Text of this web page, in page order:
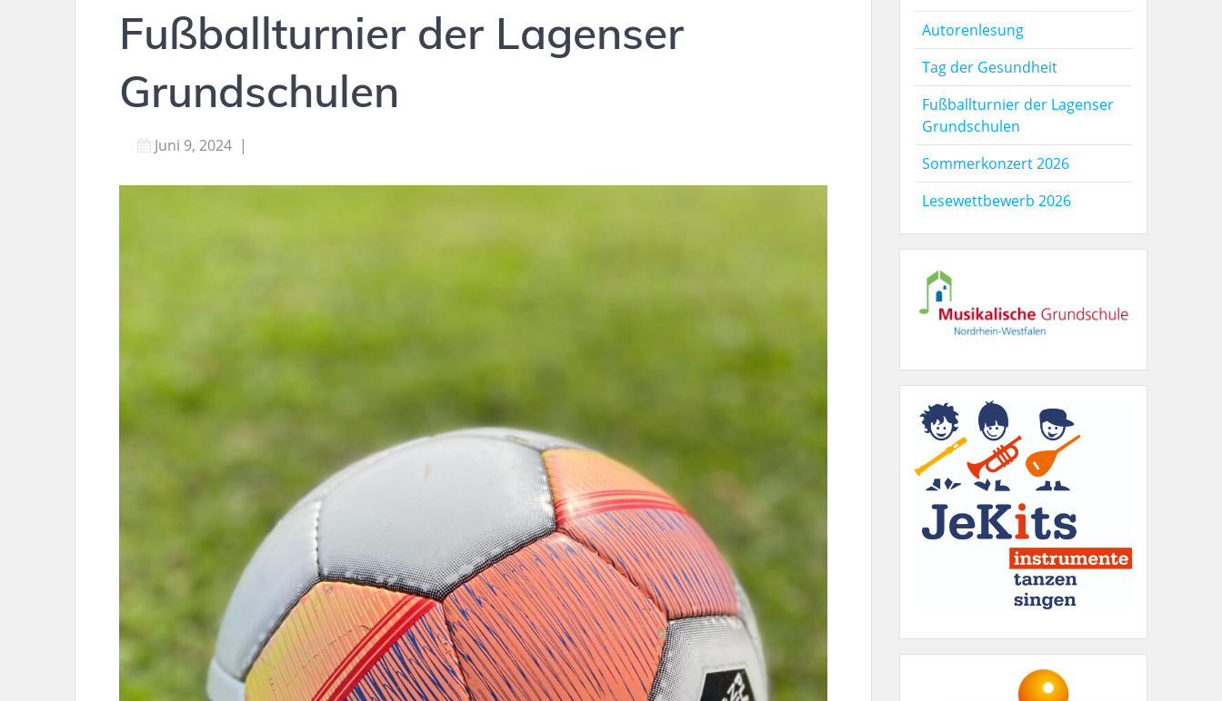
Fußballturnier der Lagenser
Grundschulen
Juni 9, 2024 |
Autorenlesung
Tag der Gesundheit
Fußballturnier der Lagenser
Grundschulen
Sommerkonzert 2026
Lesewettbewerb 2026